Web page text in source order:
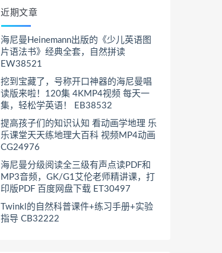
近期文章
海尼曼Heinemann出版的《少儿英语图
片语法书》经典全套，自然拼读
EW38521
挖到宝藏了，号称开口神器的海尼曼唱
读版来啦！120集 4KMP4视频 每天一
集，轻松学英语！ EB38532
提高孩子们的知识认知 看动画学地理 乐
乐课堂天天练地理大百科 视频MP4动画
CG24976
海尼曼分级阅读全三级有声点读PDF和
MP3音频，GK/G1艾伦老师精讲课，打
印版PDF 百度网盘下载 ET30497
Twinkl的自然科普课件+练习手册+实验
指导 CB32222